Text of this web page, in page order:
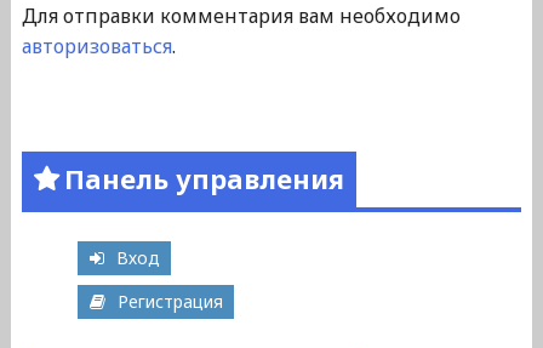
Для отправки комментария вам необходимо
авторизоваться.
Панель управления
Вход
Регистрация